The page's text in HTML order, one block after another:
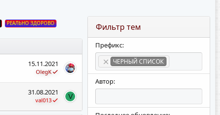
РЕАЛЬНО ЗДОРОВО
15.11.2021
OlegK
31.08.2021
val013 V
Фильтр тем
Префикс:
ЧЕРНЫЙ СПИСОК
Автор: